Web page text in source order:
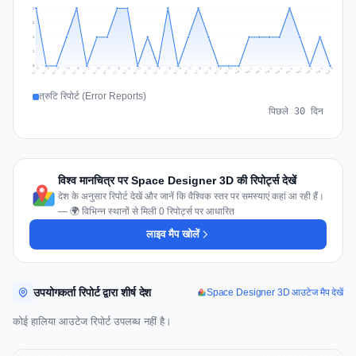
1
1
2
2
Jul 12 Jul 13 Jul 14 Jul 15 Jul 16 Jul 17 Jul 18 Jul 19 Jul 20 Jul 21 Jul 22 Jul 23 Jul 24 Jul 25 Jul 26 Jul 27 Jul 28 Jul 29 Jul 30 Jul 31 Aug 1 Aug 2 Aug 3 Aug 4 Aug 5 Aug 6 Aug 7 Aug 8 Aug 9 Aug 10
त्रुटि रिपोर्ट (Error Reports)
पिछले 30 दिन
विश्व मानचित्र पर Space Designer 3D की रिपोर्ट्स देखें
देश के अनुसार रिपोर्ट देखें और जानें कि वैश्विक स्तर पर समस्याएं कहां आ रही हैं।
— 🌍 विभिन्न स्थानों से मिली 0 रिपोर्ट्स पर आधारित
लाइव मैप खोलें
उपयोगकर्ता रिपोर्ट द्वारा शीर्ष देश Space Designer 3D आउटेज मैप देखें
कोई हालिया आउटेज रिपोर्ट उपलब्ध नहीं है।